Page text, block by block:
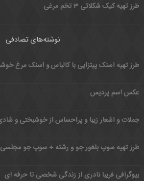
طرز تهیه کیک شکلاتی 3 تخم مرغی
نوشته‌های تصادفی
عکس اسم پردیس
طرز تهیه سوپ بلغور جو و رشته + سوپ جو مجلسی
بیوگرافی فریبا نادری از زندگی شخصی تا حرفه ای